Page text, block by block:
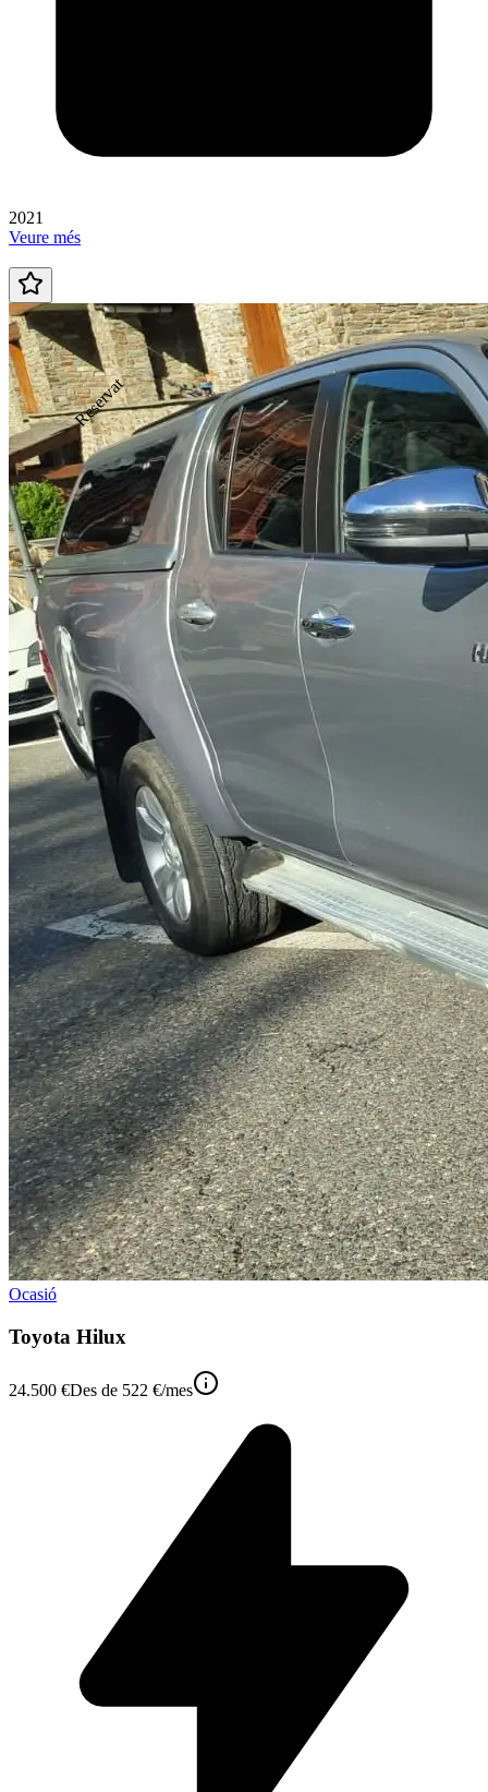
2021
Veure més
Reservat
Ocasió
Toyota Hilux
24.500 €Des de 522 €/mes